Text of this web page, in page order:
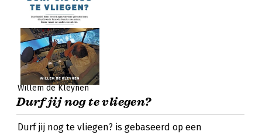
Willem de Kleynen
Durf jij nog te vliegen?
Durf jij nog te vliegen? is gebaseerd op een